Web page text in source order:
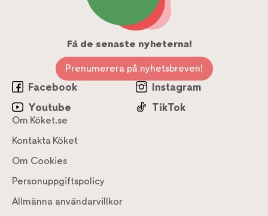
Få de senaste nyheterna!
Prenumerera på nyhetsbreven!
Facebook
Instagram
Youtube
TikTok
Om Köket.se
Kontakta Köket
Om Cookies
Personuppgiftspolicy
Allmänna användarvillkor